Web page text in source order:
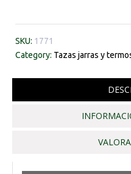
SKU: 1771
Category: Tazas jarras y